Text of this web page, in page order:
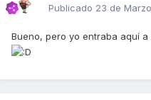
Publicado 23 de
Bueno, pero yo entraba aquí